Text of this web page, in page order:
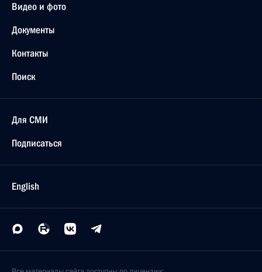
Видео и фото
Документы
Контакты
Поиск
Для СМИ
Подписаться
English